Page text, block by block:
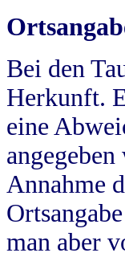
Bei den
Herkunft.
eine
Annahme
man aber